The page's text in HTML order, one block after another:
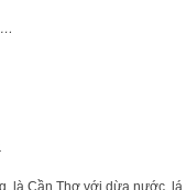
là Cần Thơ với dừa nước, lá